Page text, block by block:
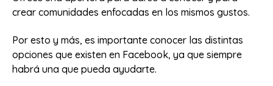
crear comunidades enfocadas en los mismos gustos.
Por esto y más, es importante conocer las distintas
opciones que existen en Facebook, ya que siempre
habrá una que pueda ayudarte.